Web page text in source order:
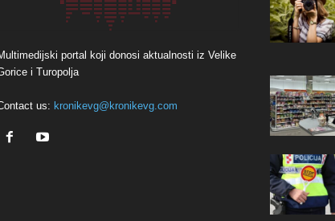
portal koji donosi aktualnosti iz Velike
i Turopolja
us: kronikevg@kronikevg.com